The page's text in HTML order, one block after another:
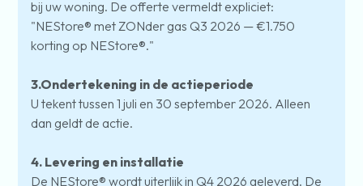
bij uw woning. De offerte vermeldt expliciet:
"NEStore® met ZONder gas Q3 2026 — €1.750
korting op NEStore®."
3.Ondertekening in de actieperiode
U tekent tussen 1 juli en 30 september 2026. Alleen
dan geldt de actie.
4. Levering en installatie
De NEStore® wordt uiterlijk in Q4 2026 geleverd. De